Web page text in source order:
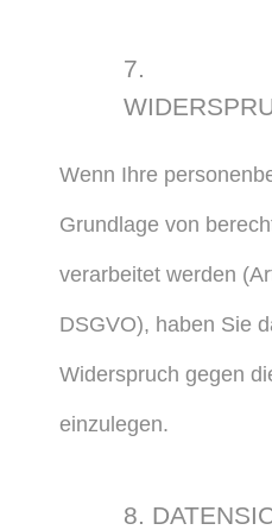
7.
Wenn Ihre
Grundlage von
verarbeitet werden
DSGVO), haben Sie
Widerspruch gegen
einzulegen.
8.